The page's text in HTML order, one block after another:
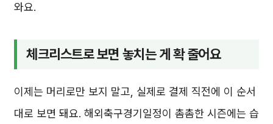
와요.
체크리스트로 보면 놓치는 게 확 줄어요
이제는 머리로만 보지 말고, 실제로 결제 직전에 이 순서
대로 보면 돼요. 해외축구경기일정이 촘촘한 시즌에는 습